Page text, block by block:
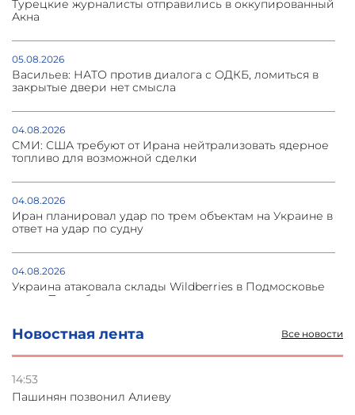
Новостная лента Все новости
14:53
Пашинян позвонил Алиеву
Турецкие журналисты отправились в оккупированный
Акна
05.08.2026
Васильев: НАТО против диалога с ОДКБ, ломиться в
закрытые двери нет смысла
04.08.2026
СМИ: США требуют от Ирана нейтрализовать ядерное
топливо для возможной сделки
04.08.2026
Иран планировал удар по трем объектам на Украине в
ответ на удар по судну
04.08.2026
Украина атаковала склады Wildberries в Подмосковье
и под Петербургом
03.08.2026
Стратегия безопасности ОДКБ допускает применение